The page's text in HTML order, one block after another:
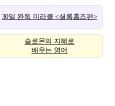
30일 완독 미라클 <셜록홈즈편>
솔로몬의 지혜로
배우는 영어